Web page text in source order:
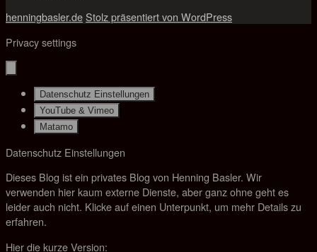
henningbasler.deStolz präsentiert von WordPress
Privacy settings
Datenschutz Einstellungen
YouTube & Vimeo
Matamo
Datenschutz Einstellungen
Dieses Blog ist ein privates Blog von Henning Basler. Wir
verwenden hier kaum externe Dienste, aber ganz ohne geht es
leider auch nicht. Klicke auf einen Unterpunkt, um mehr Details zu
erfahren.
Hier die kurze Version: